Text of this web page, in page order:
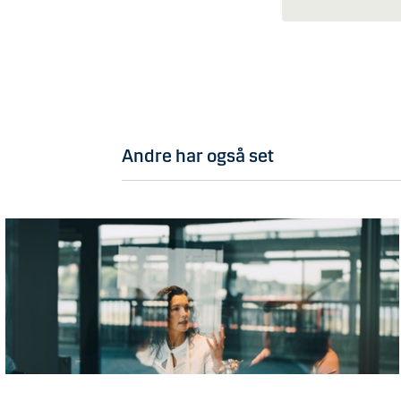
Andre har også set